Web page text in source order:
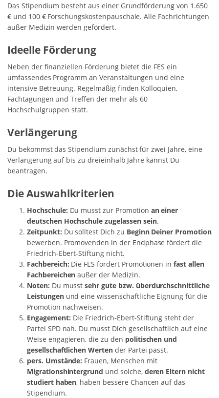
Das Stipendium besteht aus einer Grundförderung von 1.650
€ und 100 € Forschungskostenpauschale. Alle Fachrichtungen
außer Medizin werden gefördert.
Ideelle Förderung
Neben der finanziellen Förderung bietet die FES ein
umfassendes Programm an Veranstaltungen und eine
intensive Betreuung. Regelmäßig finden Kolloquien,
Fachtagungen und Treffen der mehr als 60
Hochschulgruppen statt.
Verlängerung
Du bekommst das Stipendium zunächst für zwei Jahre, eine
Verlängerung auf bis zu dreieinhalb Jahre kannst Du
beantragen.
Die Auswahlkriterien
Hochschule: Du musst zur Promotion an einer
deutschen Hochschule zugelassen sein.
Zeitpunkt: Du solltest Dich zu Beginn Deiner Promotion
bewerben. Promovenden in der Endphase fördert die
Friedrich-Ebert-Stiftung nicht.
Fachbereich: Die FES fördert Promotionen infast allen
Fachbereichen außer der Medizin.
Noten: Du musstsehr gute bzw. überdurchschnittliche
Leistungenund eine wissenschaftliche Eignung für die
Promotion nachweisen.
Engagement: Die Friedrich-Ebert-Stiftung steht der
Partei SPD nah. Du musst Dich gesellschaftlich auf eine
Weise engagieren, die zu den politischen und
gesellschaftlichen Wertender Partei passt.
pers. Umstände: Frauen, Menschen mit
Migrationshintergrund und solche, deren Eltern nicht
studiert haben, haben bessere Chancen auf das
Stipendium.